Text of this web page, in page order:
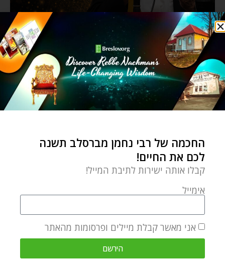
החכמה של רבי נחמן מברסלב תשנה
לכם את החיים!
קבלו אותה ישירות לתיבת המייל!
אימייל
אני מאשר קבלת מיילים ופרסומות מהאתר
הירשם